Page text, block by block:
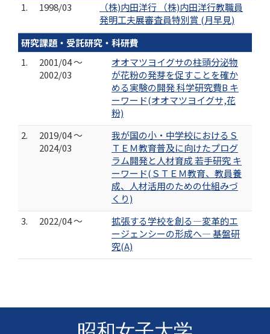
1.
1998/03
（株)内田洋行 （株)内田洋行教職員
発明工夫展審査員特別賞 (月早見)
研究課題・受託研究・科研費
1.
2001/04 ～
2002/03
オオマツヨイグサの柱頭分泌物
が花粉の発芽を促すことを確か
める実験の開発 科学研究費B キ
ーワード(オオマツヨイグサ,花
粉)
2.
2019/04 ～
2024/03
我が国の小・中学校におけるＳ
ＴＥＭ教育普及に向けたプログ
ラム開発と人材育成 若手研究 キ
ーワード(ＳＴＥＭ教育、教員養
成、人材活用のための仕組みづ
くり)
3.
2022/04 ～
拡張する学校を創る―変革的エ
ージェンシーの形成へ― 基盤研
究(A)